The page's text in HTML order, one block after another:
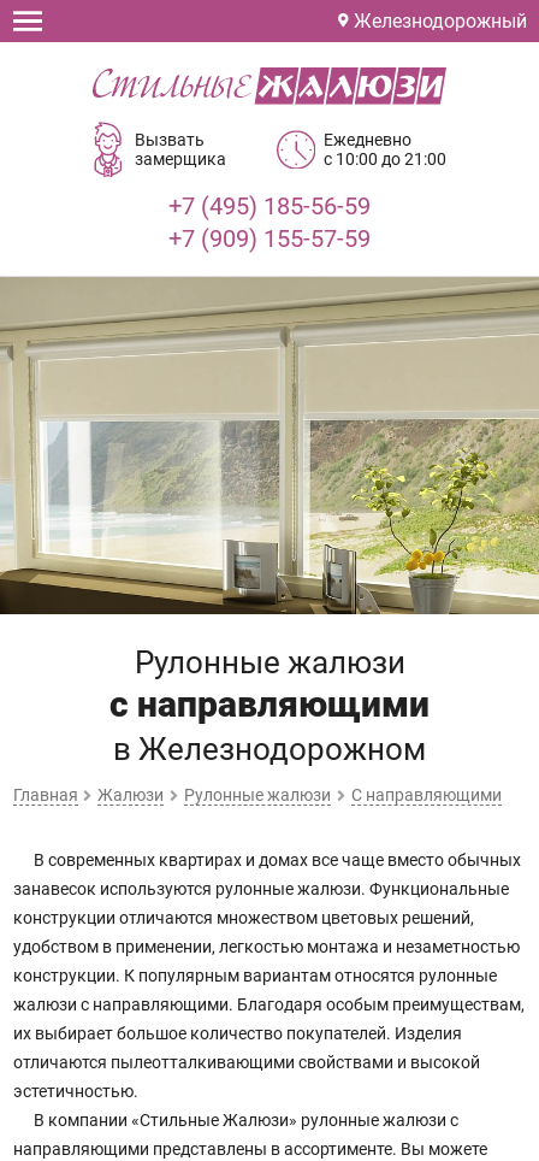
Железнодорожный
Вызвать
замерщика
Ежедневно
с 10:00 до 21:00
+7 (495) 185-56-59
+7 (909) 155-57-59
Рулонные жалюзи
с направляющими
в Железнодорожном
Главная Жалюзи Рулонные жалюзи С направляющими
В современных квартирах и домах все чаще вместо обычных
занавесок используются рулонные жалюзи. Функциональные
конструкции отличаются множеством цветовых решений,
удобством в применении, легкостью монтажа и незаметностью
конструкции. К популярным вариантам относятся рулонные
жалюзи с направляющими. Благодаря особым преимуществам,
их выбирает большое количество покупателей. Изделия
отличаются пылеотталкивающими свойствами и высокой
эстетичностью.
В компании «Стильные Жалюзи» рулонные жалюзи с
направляющими представлены в ассортименте. Вы можете